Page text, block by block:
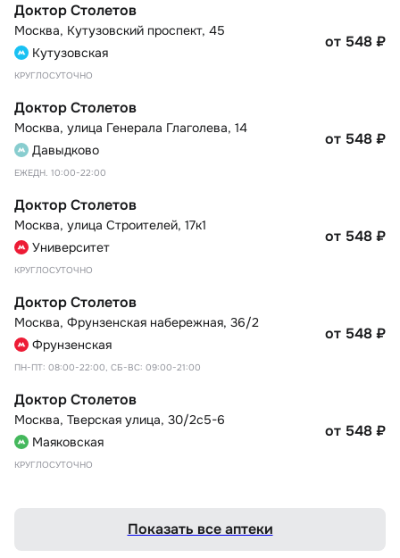
Доктор Столетов
Москва, Кутузовский проспект, 45
Кутузовская
КРУГЛОСУТОЧНО
от 548₽
Доктор Столетов
Москва, улица Генерала Глаголева, 14
Давыдково
ЕЖЕДН. 10:00-22:00
от 548₽
Доктор Столетов
Москва, улица Строителей, 17к1
Университет
КРУГЛОСУТОЧНО
от 548₽
Доктор Столетов
Москва, Фрунзенская набережная, 36/2
Фрунзенская
ПН-ПТ: 08:00-22:00, СБ-ВС: 09:00-21:00
от 548₽
Доктор Столетов
Москва, Тверская улица, 30/2с5-6
Маяковская
КРУГЛОСУТОЧНО
от 548₽
Показать все аптеки